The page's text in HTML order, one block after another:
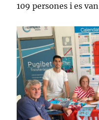
109 persones i es